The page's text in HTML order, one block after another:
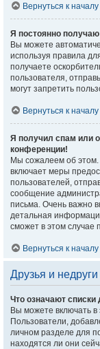
Вернуться к началу
Я постоянно
Вы можете
используя правила
получаете
пользователя,
могут запретить
Вернуться к началу
Я получил спам или
конференции!
Мы сожалеем об
включает меры
пользователей,
сообщение
письма. Очень важно
детальная
сможет в этом случае
Вернуться к началу
Друзья и недруги
Что означают списки
Вы можете включать в
Пользователи,
личном разделе для
находятся ли они